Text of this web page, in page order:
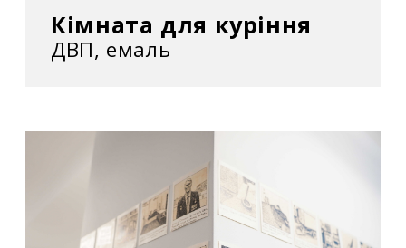
2020
365 2019у Центрі сучасного мистецтва
2019
– «Нічого зайвого» у Центрі сучасного
мистецтва М17. Київ, Україна
Ein Ort, um besser zu werden («Місце, аби
стати краще») у Bunsen Goetz Galerie.
Кімната для куріння
ДВП, емаль